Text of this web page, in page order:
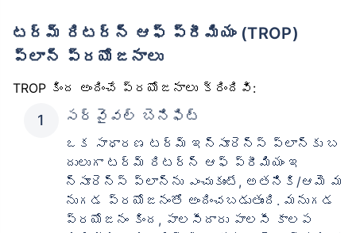
టర్మ్ రిటర్న్ ఆఫ్ ప్రీమియం (TROP)
ప్లాన్ ప్రయోజనాలు
TROP కింద అందించే ప్రయోజనాలు క్రిందివి:
సర్వైవల్ బెనిఫిట్
ఒక సాధారణ టర్మ్ ఇన్సూరెన్స్ ప్లాన్‌కు బ
దులుగా టర్మ్ రిటర్న్ ఆఫ్ ప్రీమియం ఇ
న్సూరెన్స్ ప్లాన్‌ను ఎంచుకుంటే, అతనికి/ఆమె మ
నుగడ ప్రయోజనంతో అందించబడుతుంది. మనుగడ
ప్రయోజనం కింద, పాలసీదారు పాలసీ కాలప